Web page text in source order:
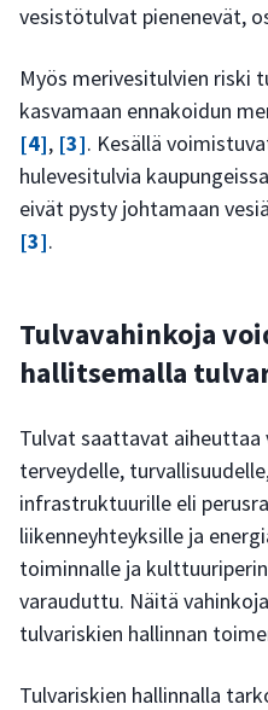
vesistötulvat pienenevät,
Myös merivesitulvien riski
kasvamaan ennakoidun
[4], [3]. Kesällä
hulevesitulvia
eivät pysty johtamaan
[3].
Tulvavahinkoja
hallitsemalla
Tulvat saattavat aiheuttaa
terveydelle,
infrastruktuurille eli
liikenneyhteyksille ja
toiminnalle ja
varauduttu. Näitä
tulvariskien hallinnan
Tulvariskien hallinnalla